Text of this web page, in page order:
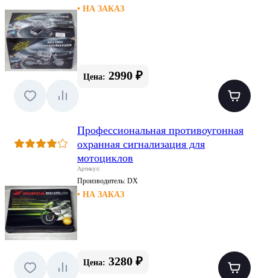
• НА ЗАКАЗ
Цена: 2990 ₽
Профессиональная противоугонная
охранная сигнализация для
мотоциклов
Артикул:
Производитель: DX
• НА ЗАКАЗ
Цена: 3280 ₽